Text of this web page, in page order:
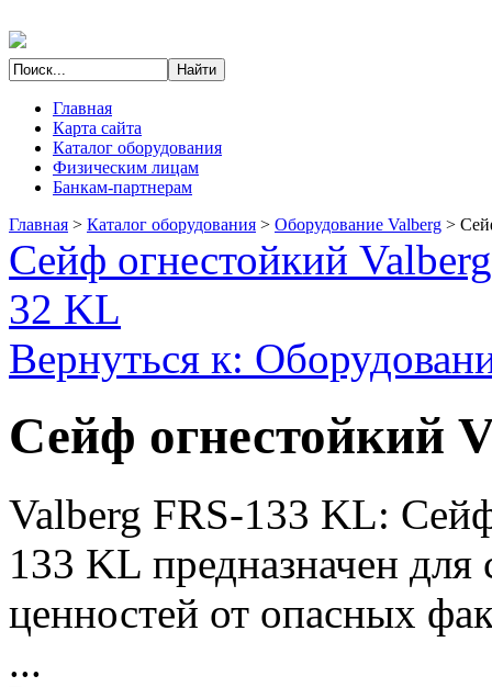
Главная
Карта сайта
Каталог оборудования
Физическим лицам
Банкам-партнерам
Главная > Каталог оборудования > Оборудование Valberg >
Сейф огнестойкий
32 KL
Вернуться к:
Сейф огнестойкий
Valberg FRS-133 KL:
133 KL предназначен
ценностей от опасных
...